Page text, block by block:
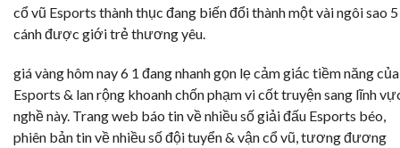
cổ vũ Esports thành thục đang biến đổi thành một vài ngôi sao 5
cánh được giới trẻ thương yêu.
giá vàng hôm nay 6 1 đang nhanh gọn lẹ cảm giác tiềm năng của
Esports & lan rộng khoanh chốn phạm vi cốt truyện sang lĩnh
nghề này. Trang web báo tin về nhiều số giải đấu Esports béo,
phiên bản tin về nhiều số đội tuyển & vận cổ vũ, tương đương